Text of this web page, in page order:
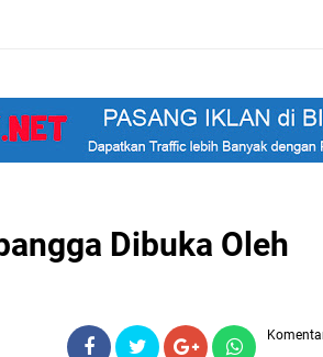
Dibuka Oleh